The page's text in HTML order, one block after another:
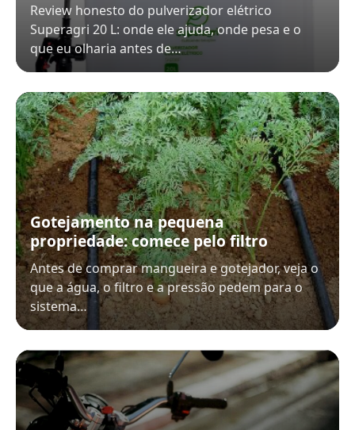
Review honesto do pulverizador elétrico
Superagri 20 L: onde ele ajuda, onde pesa e o
que eu olharia antes de…
Gotejamento na pequena
propriedade: comece pelo filtro
Antes de comprar mangueira e gotejador, veja o
que a água, o filtro e a pressão pedem para o
sistema…